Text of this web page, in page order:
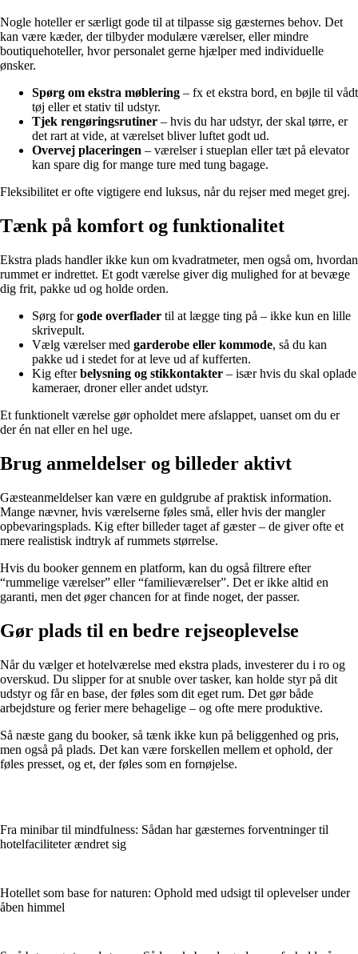
Nogle hoteller er særligt gode til at tilpasse sig gæsternes behov. Det
kan være kæder, der tilbyder modulære værelser, eller mindre
boutiquehoteller, hvor personalet gerne hjælper med individuelle
ønsker.
Spørg om ekstra møblering – fx et ekstra bord, en bøjle til vådt
tøj eller et stativ til udstyr.
Tjek rengøringsrutiner – hvis du har udstyr, der skal tørre, er
det rart at vide, at værelset bliver luftet godt ud.
Overvej placeringen – værelser i stueplan eller tæt på elevator
kan spare dig for mange ture med tung bagage.
Fleksibilitet er ofte vigtigere end luksus, når du rejser med meget grej.
Tænk på komfort og funktionalitet
Ekstra plads handler ikke kun om kvadratmeter, men også om, hvordan
rummet er indrettet. Et godt værelse giver dig mulighed for at bevæge
dig frit, pakke ud og holde orden.
Sørg forgode overflader til at lægge ting på – ikke kun en lille
skrivepult.
Vælg værelser med garderobe eller kommode, så du kan
pakke ud i stedet for at leve ud af kufferten.
Kig efterbelysning og stikkontakter – især hvis du skal oplade
kameraer, droner eller andet udstyr.
Et funktionelt værelse gør opholdet mere afslappet, uanset om du er
der én nat eller en hel uge.
Brug anmeldelser og billeder aktivt
Gæsteanmeldelser kan være en guldgrube af praktisk information.
Mange nævner, hvis værelserne føles små, eller hvis der mangler
opbevaringsplads. Kig efter billeder taget af gæster – de giver ofte et
mere realistisk indtryk af rummets størrelse.
Hvis du booker gennem en platform, kan du også filtrere efter
“rummelige værelser” eller “familieværelser”. Det er ikke altid en
garanti, men det øger chancen for at finde noget, der passer.
Gør plads til en bedre rejseoplevelse
Når du vælger et hotelværelse med ekstra plads, investerer du i ro og
overskud. Du slipper for at snuble over tasker, kan holde styr på dit
udstyr og får en base, der føles som dit eget rum. Det gør både
arbejdsture og ferier mere behagelige – og ofte mere produktive.
Så næste gang du booker, så tænk ikke kun på beliggenhed og pris,
men også på plads. Det kan være forskellen mellem et ophold, der
føles presset, og et, der føles som en fornøjelse.
Fra minibar til mindfulness: Sådan har gæsternes forventninger til
hotelfaciliteter ændret sig
Hotellet som base for naturen: Ophold med udsigt til oplevelser under
åben himmel